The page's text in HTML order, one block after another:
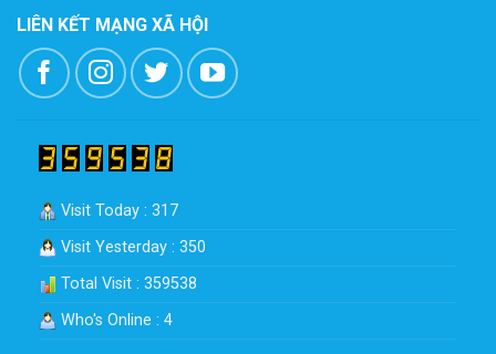
LIÊN KẾT MẠNG XÃ HỘI
Visit Today : 317
Visit Yesterday : 350
Total Visit : 359538
Who's Online : 4